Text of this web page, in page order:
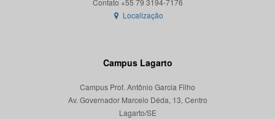
Localização
Campus Lagarto
Campus Prof. Antônio Garcia Filho
Av. Governador Marcelo Déda, 13, Centro
Lagarto/SE